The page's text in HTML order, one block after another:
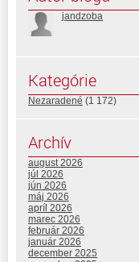
jandzoba
Kategórie
Nezaradené (1 172)
Archív
august 2026
júl 2026
jún 2026
máj 2026
apríl 2026
marec 2026
február 2026
január 2026
december 2025